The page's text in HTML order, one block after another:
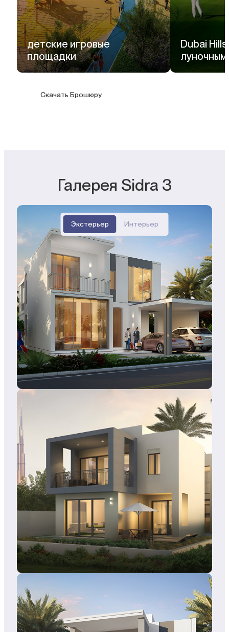
детские игровые
площадки
Dubai
Скачать Брошюру
Галерея Sidra 3
Экстерьер Интерьер